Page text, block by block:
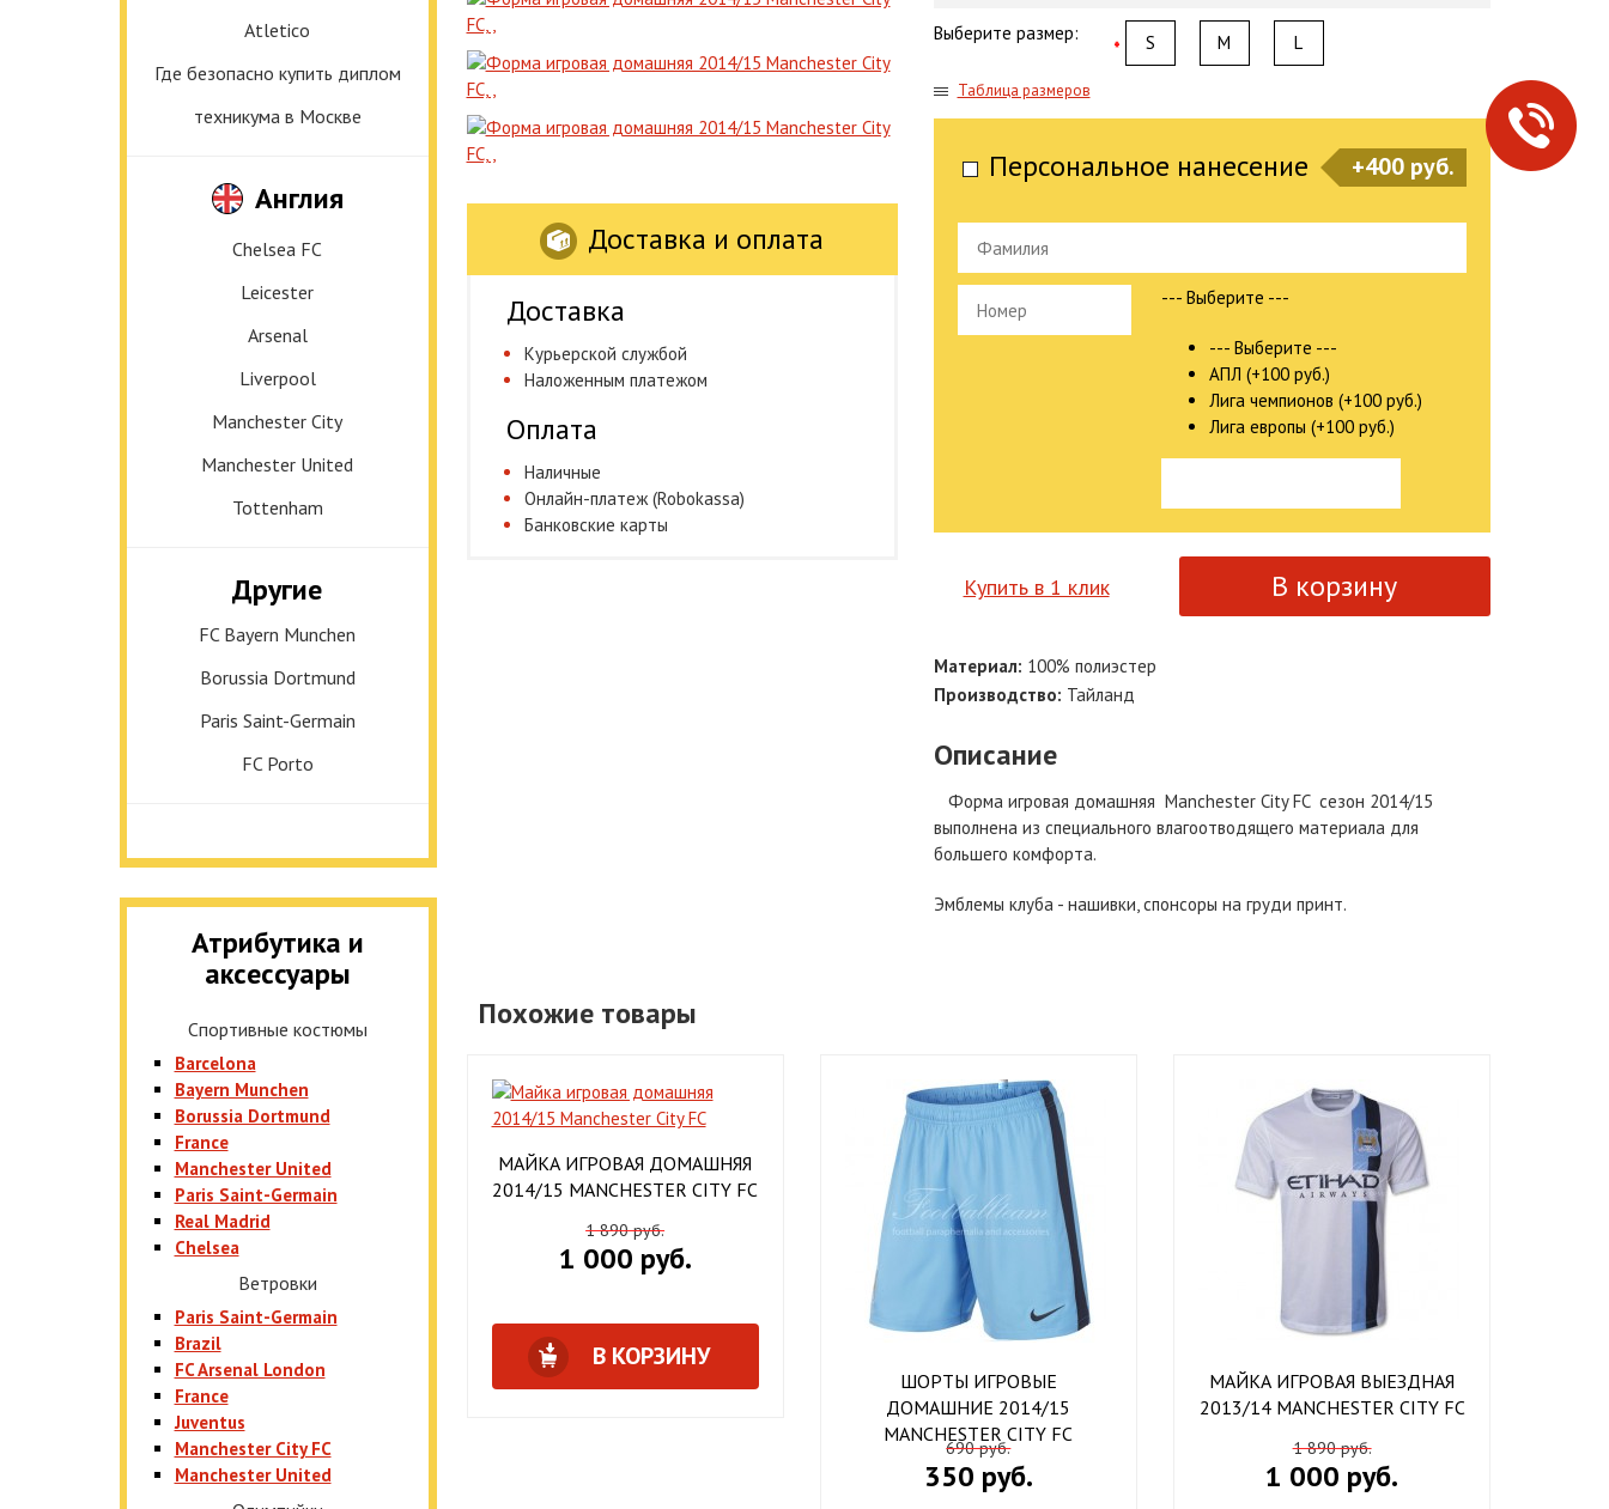
Atletico
Где безопасно купить диплом
техникума в Москве
Англия
Chelsea FC
Leicester
Arsenal
Liverpool
Manchester City
Manchester United
Tottenham
Другие
FC Bayern Munchen
Borussia Dortmund
Paris Saint-Germain
FC Porto
Атрибутика и
аксессуары
Спортивные костюмы
Barcelona
Bayern Munchen
Borussia Dortmund
France
Manchester United
Paris Saint-Germain
Real Madrid
Chelsea
Ветровки
Paris Saint-Germain
Brazil
FC Arsenal London
France
Juventus
Manchester City FC
Manchester United
Доставка и оплата
Доставка
Курьерской службой
Наложенным платежом
Оплата
Наличные
Онлайн-платеж (Robokassa)
Банковские карты
*
Выберите размер:
Таблица размеров
S M L
Персональное нанесение +400 руб.
--- Выберите ---
--- Выберите ---
АПЛ (+100 руб.)
Лига чемпионов (+100 руб.)
Лига европы (+100 руб.)
Купить в 1 клик
Материал: 100% полиэстер
Производство: Тайланд
Описание
Форма игровая домашняя Manchester City FC сезон 2014/15
выполнена из специального влагоотводящего материала для
большего комфорта.
Эмблемы клуба - нашивки, спонсоры на груди принт.
Похожие товары
МАЙКА ИГРОВАЯ ДОМАШНЯЯ
2014/15 MANCHESTER CITY FC
1 890 руб.
1 000 руб.
В КОРЗИНУ
ШОРТЫ ИГРОВЫЕ
ДОМАШНИЕ 2014/15
MANCHESTER CITY FC
690 руб.
350 руб.
МАЙКА ИГРОВАЯ ВЫЕЗДНАЯ
2013/14 MANCHESTER CITY FC
1 890 руб.
1 000 руб.